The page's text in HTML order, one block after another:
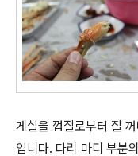
게살을 껍질로부터 잘
입니다. 다리 마디 부분